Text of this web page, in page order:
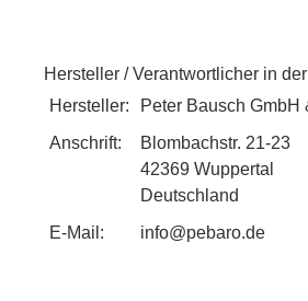
Hersteller / Verantwortlicher in
Hersteller:
Peter Bausch GmbH
Anschrift:
Blombachstr. 21-23
42369 Wuppertal
Deutschland
E-Mail:
info@pebaro.de